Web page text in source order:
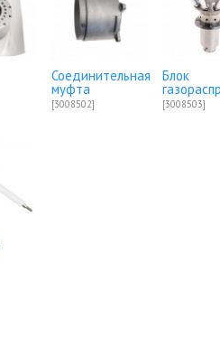
Соединительная
муфта
[3008502]
Блок
[3008503]